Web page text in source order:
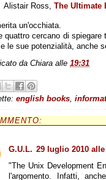
Alistair Ross,The Ultimate
un'occhiata.
quattro cercano di
le sue potenzialità, anche
daChiara alle19:31
english books ,
G.U.L. 29 luglio 2010 alle
"The Unix Development
l'argomento. Infatti,